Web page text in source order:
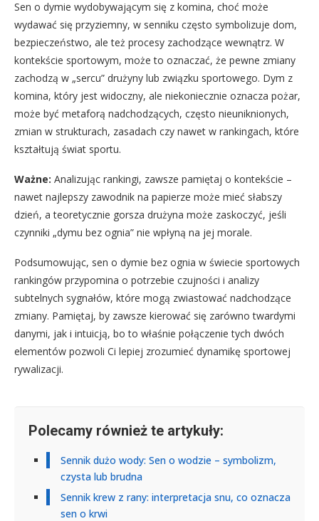
Sen o dymie wydobywającym się z komina, choć może
wydawać się przyziemny, w senniku często symbolizuje dom,
bezpieczeństwo, ale też procesy zachodzące wewnątrz. W
kontekście sportowym, może to oznaczać, że pewne zmiany
zachodzą w „sercu” drużyny lub związku sportowego. Dym z
komina, który jest widoczny, ale niekoniecznie oznacza pożar,
może być metaforą nadchodzących, często nieuniknionych,
zmian w strukturach, zasadach czy nawet w rankingach, które
kształtują świat sportu.
Ważne: Analizując rankingi, zawsze pamiętaj o kontekście –
nawet najlepszy zawodnik na papierze może mieć słabszy
dzień, a teoretycznie gorsza drużyna może zaskoczyć, jeśli
czynniki „dymu bez ognia” nie wpłyną na jej morale.
Podsumowując, sen o dymie bez ognia w świecie sportowych
rankingów przypomina o potrzebie czujności i analizy
subtelnych sygnałów, które mogą zwiastować nadchodzące
zmiany. Pamiętaj, by zawsze kierować się zarówno twardymi
danymi, jak i intuicją, bo to właśnie połączenie tych dwóch
elementów pozwoli Ci lepiej zrozumieć dynamikę sportowej
rywalizacji.
Polecamy również te artykuły:
Sennik dużo wody: Sen o wodzie – symbolizm,
czysta lub brudna
Sennik krew z rany: interpretacja snu, co oznacza
sen o krwi